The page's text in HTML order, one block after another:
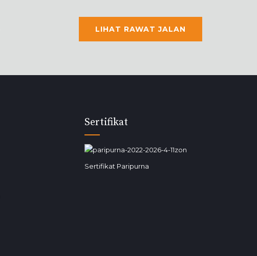
LIHAT RAWAT JALAN
Sertifikat
Sertifikat Paripurna